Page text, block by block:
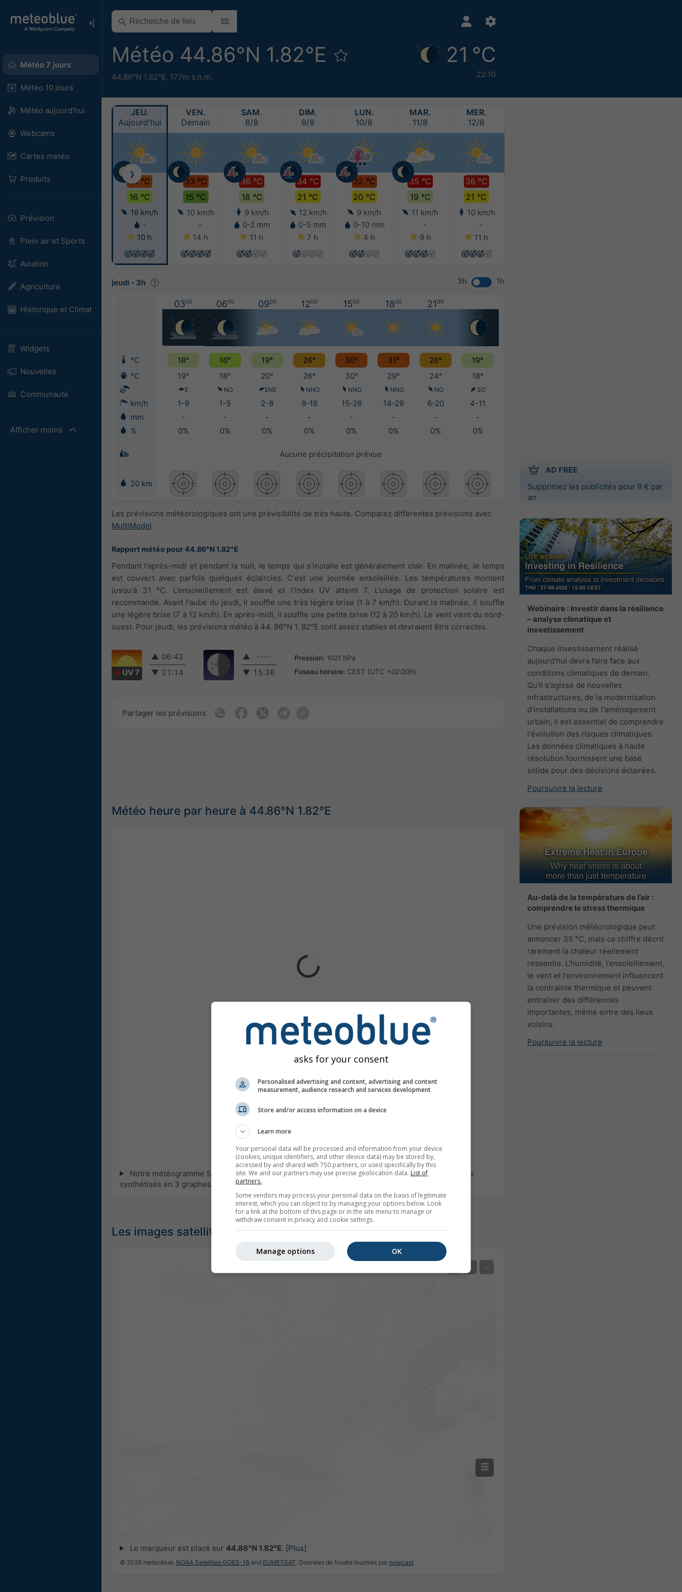
Météo 7 jours
Météo 10 jours
Météo aujourd'hui
Webcams
Cartes météo
Produits
Prévision
Plein air et Sports
Aviation
Agriculture
Historique et Climat
Widgets
Nouvelles
Communauté
Afficher moins
Météo 44.86°N 1.82°E
44.86°N 1.82°E, 177m s.n.m.
21 °C
22:10
AD FREE
Supprimez les publicités pour 9 € par
an
Webinaire : Investir dans la résilience
– analyse climatique et
investissement
Chaque investissement réalisé
aujourd'hui devra faire face aux
conditions climatiques de demain.
Qu'il s'agisse de nouvelles
infrastructures, de la modernisation
d'installations ou de l'aménagement
urbain, il est essentiel de comprendre
l'évolution des risques climatiques.
Les données climatiques à haute
résolution fournissent une base
solide pour des décisions éclairées.
Poursuivre la lecture
Au-delà de la température de l’air :
comprendre le stress thermique
Une prévision météorologique peut
annoncer 35 °C, mais ce chiffre décrit
rarement la chaleur réellement
ressentie. L’humidité, l’ensoleillement,
le vent et l’environnement influencent
la contrainte thermique et peuvent
entraîner des différences
importantes, même entre des lieux
voisins.
Poursuivre la lecture
JEU.
Aujourd'hui
31 °C
16 °C
16 km/h
-
10 h
VEN.
Demain
33 °C
15 °C
10 km/h
-
14 h
SAM.
8/8
36 °C
18 °C
9 km/h
0-2 mm
11 h
DIM.
9/8
34 °C
21 °C
12 km/h
0-5 mm
7 h
LUN.
10/8
32 °C
20 °C
9 km/h
0-10 mm
4 h
MAR.
11/8
35 °C
19 °C
11 km/h
-
9 h
MER.
12/8
36 °C
21 °C
10 km/h
-
11 h
❯
jeudi - 3h 3h 1h
0300 0600 0900 1200 1500 1800 2100
°C 18° 16° 19° 26° 30° 31° 26°
19°
°C
19° 18° 20° 26° 30° 29° 24° 18°
E NO ENE NNO NNO NNO NO SO
km/h 1-9 1-5 2-8 9-18 15-26 14-29 6-20
4-11
mm
- - - - - - -
-
%
0% 0% 0% 0% 0% 0% 0% 0%
Aucune précipitation prévue
20 km
Les prévisions météorologiques ont une prévisibilité de très haute. Comparez différentes prévisions avec
MultiModel.
Rapport météo pour 44.86°N 1.82°E
Pendant l'après-midi et pendant la nuit, le temps qui s'installe est généralement clair. En matinée, le temps
est couvert avec parfois quelques éclaircies. C'est une journée ensoleillée. Les températures montent
jusqu'à 31 °C. L'ensoleillement est élevé et l'index UV atteint 7. L'usage de protection solaire est
recommandé. Avant l'aube du jeudi, il souffle une très légère brise (1 à 7 km/h). Durant la matinée, il souffle
une légère brise (7 à 12 km/h). En après-midi, il souffle une petite brise (12 à 20 km/h). Le vent vient du nord-
ouest. Pour jeudi, les prévisions météo à 44. 86°N 1. 82°E sont assez stables et devraient être correctes.
UV 7
▲ 06:42
▼ 21:14
▲
----
▼ 15:36
Pression: 1021 hPa
Fuseau horaire: CEST (UTC +02:00h)
Partager les prévisions
Météo heure par heure à 44.86°N 1.82°E
Notre météogramme 5 jours pour 44.86°N 1.82°E offre toutes les informations météorologiques
synthétisés en 3 graphes :
[Plus]
Les images satellites actuelles
+ −
Le marqueur est placé sur 44.86°N 1.82°E. [Plus]
© 2026 meteoblue, NOAA Satellites GOES-16 and EUMETSAT. Données de foudre fournies par nowcast.
asks for your consent
Personalised advertising and content, advertising and content
measurement, audience research and services development
Store and/or access information on a device
Learn more
Your personal data will be processed and information from your device
(cookies, unique identifiers, and other device data) may be stored by,
accessed by and shared with 750 partners, or used specifically by this
site. We and our partners may use precise geolocation data. List of
partners.
Some vendors may process your personal data on the basis of legitimate
interest, which you can object to by managing your options below. Look
for a link at the bottom of this page or in the site menu to manage or
withdraw consent in privacy and cookie settings.
OK
Manage options